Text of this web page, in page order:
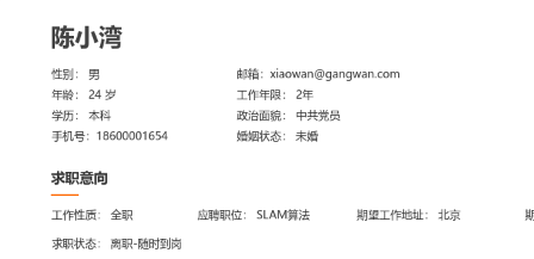
正在查看初级SLAM算法舒适简历模板文字版
陈小湾
性别: 男年龄: 26学历: 本科